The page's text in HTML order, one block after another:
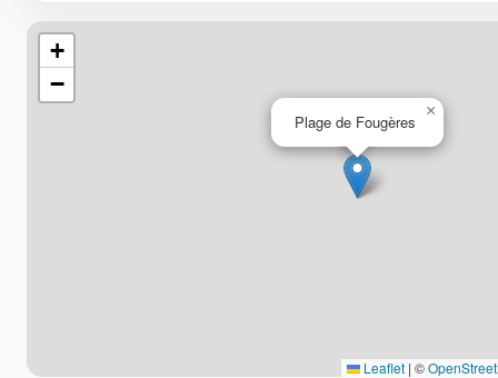
Plage de Fougères
×
+
−
Leaflet | ©